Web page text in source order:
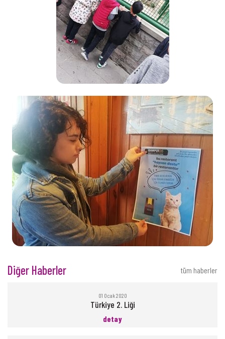
Diğer Haberler tüm haberler
01 Ocak 2020
Türkiye 2. Liği
detay